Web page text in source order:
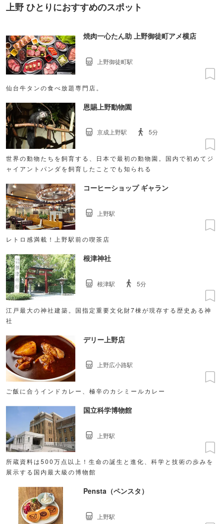
上野 ひとりにおすすめのスポット
焼肉一心たん助 上野御徒町アメ横店
仙台牛タンの食べ放題専門店。
上野御徒町駅
恩賜上野動物園
世界の動物たちを飼育する、日本で最初の動物園。国内で初めてジ
ャイアントパンダを飼育したことでも知られる
京成上野駅 5分
コーヒーショップ ギャラン
レトロ感満載！上野駅前の喫茶店
上野駅
根津神社
江戸最大の神社建築。国指定重要文化財7棟が現存する歴史ある神
社
根津駅 5分
デリー上野店
ご飯に合うインドカレー、極辛のカシミールカレー
上野広小路駅
国立科学博物館
所蔵資料は500万点以上！生命の誕生と進化、科学と技術の歩みを
展示する国内最大級の博物館
上野駅
Pensta（ペンスタ）
上野駅